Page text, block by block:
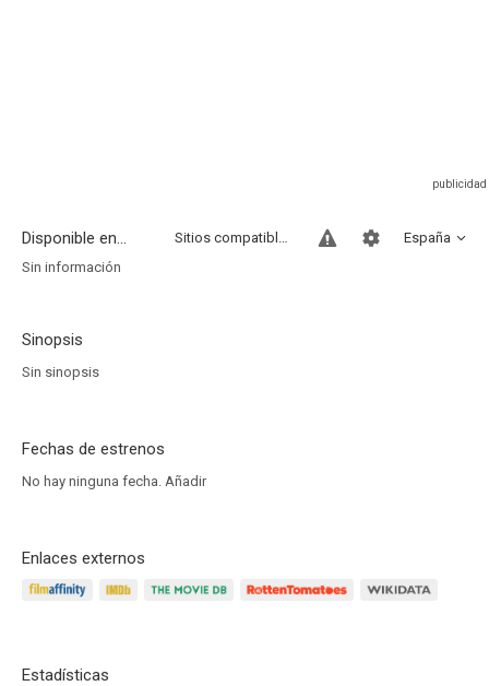
Disponible en... España
Sitios compatibles
Sin información
Sinopsis
Sin sinopsis
Fechas de estrenos
No hay ninguna fecha. Añadir
Enlaces externos
Estadísticas